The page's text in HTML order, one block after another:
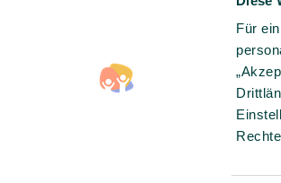
Für
Windelpauschale
Kindertagespflege
Hinweise zur
Entsorgung von Elektro-